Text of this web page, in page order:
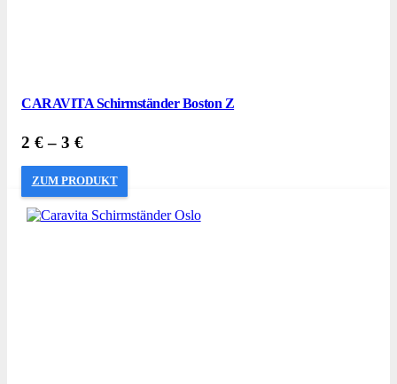
CARAVITA Schirmständer Boston Z
2 €– 3 €
ZUM PRODUKT